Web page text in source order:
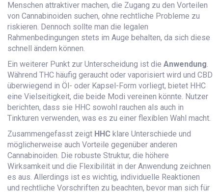
Menschen attraktiver machen, die Zugang zu den Vorteilen
von Cannabinoiden suchen, ohne rechtliche Probleme zu
riskieren. Dennoch sollte man die legalen
Rahmenbedingungen stets im Auge behalten, da sich diese
schnell ändern können.
Ein weiterer Punkt zur Unterscheidung ist die Anwendung.
Während THC häufig geraucht oder vaporisiert wird und CBD
überwiegend in Öl- oder Kapsel-Form vorliegt, bietet HHC
eine Vielseitigkeit, die beide Modi vereinen könnte. Nutzer
berichten, dass sie HHC sowohl rauchen als auch in
Tinkturen verwenden, was es zu einer flexiblen Wahl macht.
Zusammengefasst zeigt HHC klare Unterschiede und
möglicherweise auch Vorteile gegenüber anderen
Cannabinoiden. Die robuste Struktur, die höhere
Wirksamkeit und die Flexibilität in der Anwendung zeichnen
es aus. Allerdings ist es wichtig, individuelle Reaktionen
und rechtliche Vorschriften zu beachten, bevor man sich für